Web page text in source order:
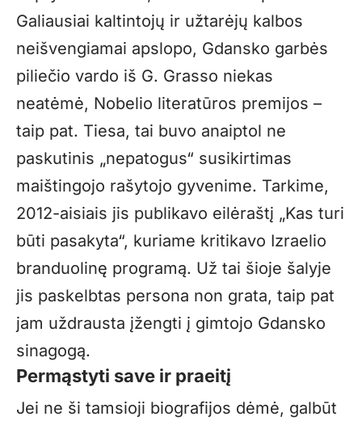
Galiausiai kaltintojų ir užtarėjų kalbos
neišvengiamai apslopo, Gdansko garbės
piliečio vardo iš G. Grasso niekas
neatėmė, Nobelio literatūros premijos –
taip pat. Tiesa, tai buvo anaiptol ne
paskutinis „nepatogus“ susikirtimas
maištingojo rašytojo gyvenime. Tarkime,
2012-aisiais jis publikavo eilėraštį „Kas turi
būti pasakyta“, kuriame kritikavo Izraelio
branduolinę programą. Už tai šioje šalyje
jis paskelbtas persona non grata, taip pat
jam uždrausta įžengti į gimtojo Gdansko
sinagogą.
Permąstyti save ir praeitį
Jei ne ši tamsioji biografijos dėmė, galbūt